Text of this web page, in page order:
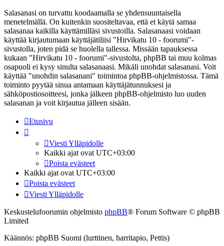
Salasanasi on turvattu koodaamalla se yhdensuuntaisella
menetelmällä. On kuitenkin suositeltavaa, että et käytä samaa
salasanaa kaikilla käyttämilläsi sivustoilla. Salasanaasi voidaan
käyttää kirjautumaan käyttäjätiliisi "Hirvikatu 10 - foorumi"-
sivustolla, joten pidä se huolella tallessa. Missään tapauksessa
kukaan "Hirvikatu 10 - foorumi"-sivustolta, phpBB tai muu kolmas
osapuoli ei kysy sinulta salasanaasi. Mikäli unohdat salasanasi. Voit
käyttää "unohdin salasanani" toimintoa phpBB-ohjelmistossa. Tämä
toiminto pyytää sinua antamaan käyttäjätunnuksesi ja
sähköpostiosoitteesi, jonka jälkeen phpBB-ohjelmisto luo uuden
salasanan ja voit kirjautua jälleen sisään.
Etusivu
Viesti Ylläpidolle
Kaikki ajat ovat UTC+03:00
Poista evästeet
Kaikki ajat ovat UTC+03:00
Poista evästeet
Viesti Ylläpidolle
Keskustelufoorumin ohjelmisto phpBB® Forum Software © phpBB
Limited
Käännös: phpBB Suomi (lurttinen, harritapio, Pettis)